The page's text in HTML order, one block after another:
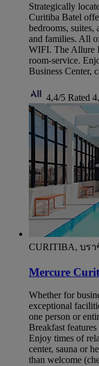
Strategically
Curitiba Batel
bedrooms, suites,
and families. All
WIFI. The Allure
room-service.
Business Center,
4,4/5 Rated
CURITIBA, บร
Mercure
Whether for
exceptional
one person or
Breakfast
Enjoy times of
center, sauna or
than welcome